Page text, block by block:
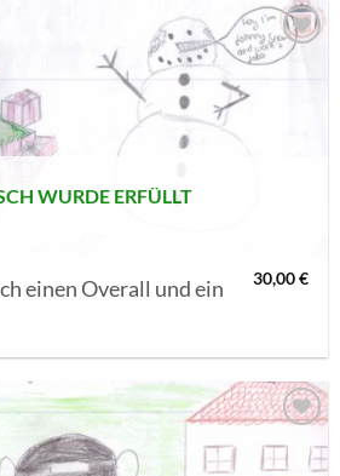
AUF MEINE
MERKLISTE
SETZEN
WURDE ERFÜLLT
einen Overall und ein
30,00€
AUF MEINE
MERKLISTE